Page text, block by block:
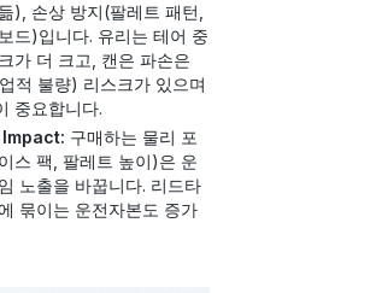
), 손상 방지(팔레트 패턴,
드)입니다. 유리는 테어 중
가 더 크고, 캔은 파손은
적 불량) 리스크가 있으며
중요합니다.
구매하는 물리 포
스 팩, 팔레트 높이)은 운
노출을 바꿉니다. 리드타
묶이는 운전자본도 증가